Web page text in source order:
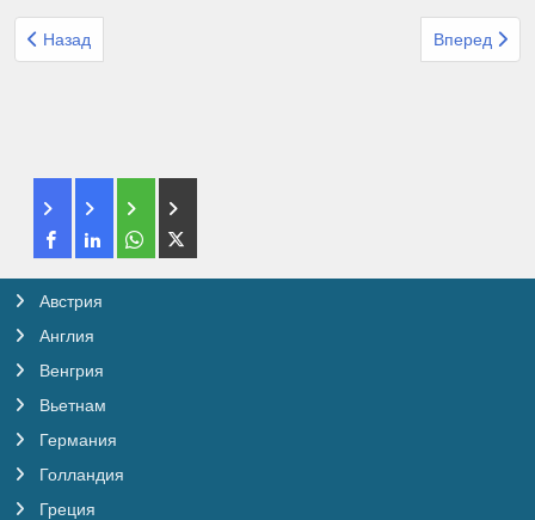
Предыдущий: Организованный тур Аркия Сардиния
Назад Следующий:
Вперед
Австрия
Англия
Венгрия
Вьетнам
Германия
Голландия
Греция